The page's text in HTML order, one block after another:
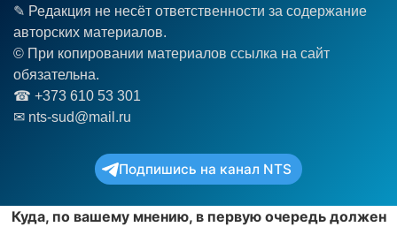
✎ Редакция не несёт ответственности за содержание
авторских материалов.
© При копировании материалов ссылка на сайт
обязательна.
☎︎ +373 610 53 301
✉ nts-sud@mail.ru
Подпишись на канал NTS
Куда, по вашему мнению, в первую очередь должен